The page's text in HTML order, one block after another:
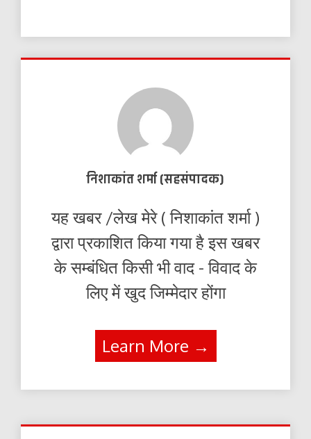
निशाकांत शर्मा (सहसंपादक)
यह खबर /लेख मेरे ( निशाकांत शर्मा )
द्वारा प्रकाशित किया गया है इस खबर
के सम्बंधित किसी भी वाद - विवाद के
लिए में खुद जिम्मेदार होंगा
Learn More →